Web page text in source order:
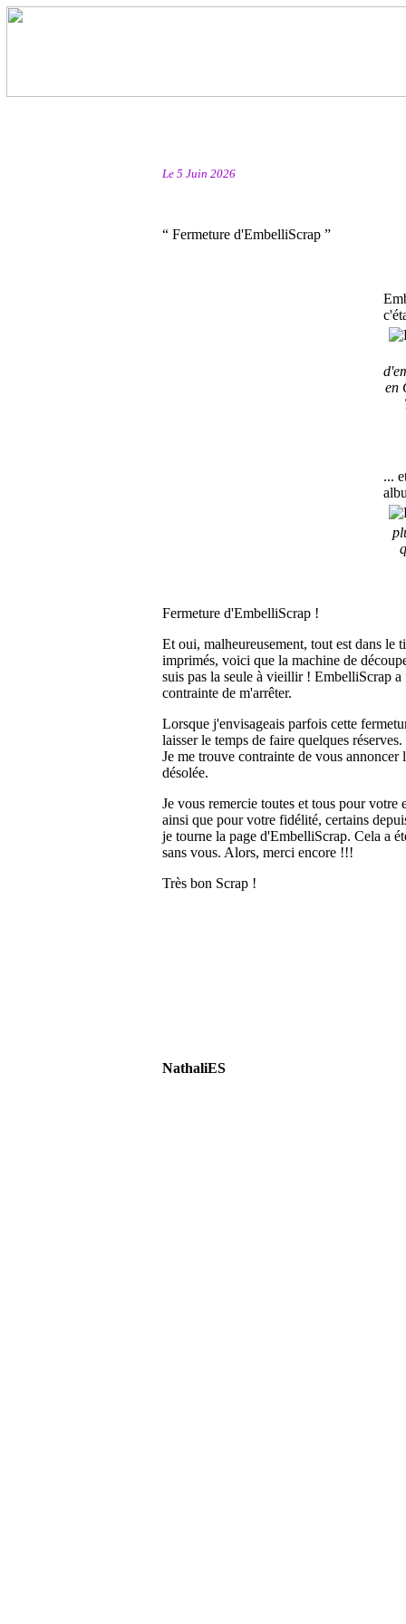
Le 5 Juin 2026
“ Fermeture d'EmbelliScrap ”
en
...
Fermeture d'EmbelliScrap !
Et oui, malheureusement, tout est dans le
imprimés, voici que la machine de
suis pas la seule à vieillir ! EmbelliScrap
contrainte de m'arrêter.
Lorsque j'envisageais parfois cette
laisser le temps de faire quelques
Je me trouve contrainte de vous
désolée.
Je vous remercie toutes et tous pour votre
ainsi que pour votre fidélité, certains
je tourne la page d'EmbelliScrap. Cela a
sans vous. Alors, merci encore !!!
Très bon Scrap !
NathaliES